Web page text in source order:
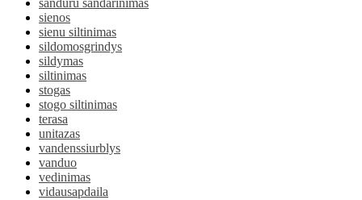
sanduru sandarinimas
sienos
sienu siltinimas
sildomosgrindys
sildymas
siltinimas
stogas
stogo siltinimas
terasa
unitazas
vandenssiurblys
vanduo
vedinimas
vidausapdaila